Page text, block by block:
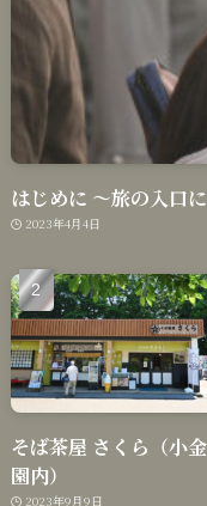
はじめに 〜旅の入口
2023年4月4日
そば茶屋 さくら（小
園内）
2023年9月9日